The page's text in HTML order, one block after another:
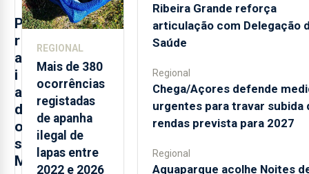
P
r
a
i
a
d
o
s
M
REGIONAL
Mais de 380
ocorrências
registadas
de apanha
ilegal de
lapas entre
2022 e 2026
Ribeira Grande reforça
articulação com Delegação
Saúde
Regional
Chega/Açores defende
urgentes para travar subida
rendas prevista para 2027
Regional
Aquaparque acolhe Noites